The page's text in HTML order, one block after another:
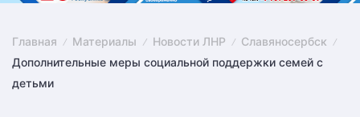
Главная Материалы Новости ЛНР
Славяносербск
Дополнительные меры социальной поддержки семей с
детьми